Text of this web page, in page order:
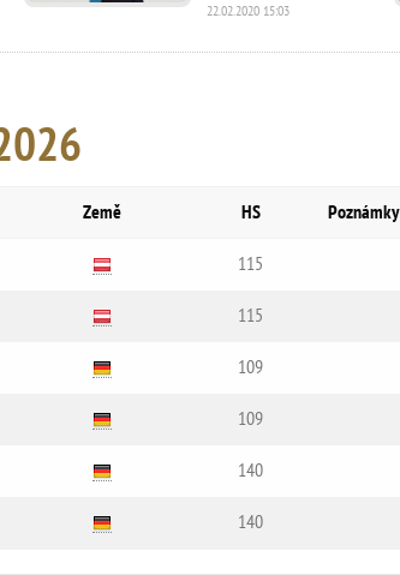
22.02.2020 15:03
Země HS Poznámky
115
115
109
109
140
140